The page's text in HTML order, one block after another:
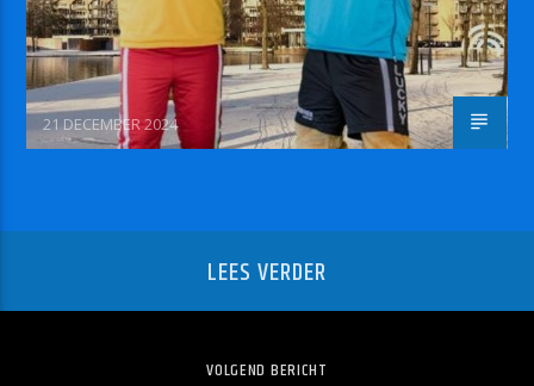
21 DECEMBER 2024
LEES VERDER
VOLGEND BERICHT